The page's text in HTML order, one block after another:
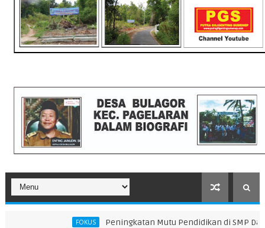
Peningkatan Mutu Pendidikan di SMP Darus Syifa